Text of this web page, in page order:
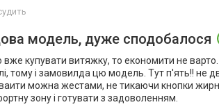
модель, дуже сподобалося
купувати витяжку, то економити не
тому і замовилда цю модель. Тут п'ять!! не
можна жестами, не тикаючи кнопки
зону і готувати з задоволенням.